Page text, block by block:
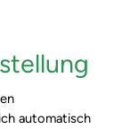
automatisch